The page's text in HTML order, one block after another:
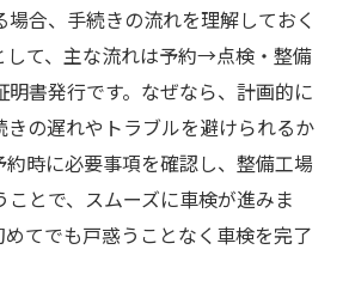
合、手続きの流れを理解しておく
して、主な流れは予約→点検・整備
書発行です。なぜなら、計画的に
きの遅れやトラブルを避けられるか
約時に必要事項を確認し、整備工場
ことで、スムーズに車検が進みま
てでも戸惑うことなく車検を完了